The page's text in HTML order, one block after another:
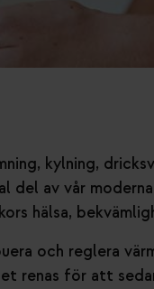
kylning,
av vår
hälsa,
och reglera
renas för att